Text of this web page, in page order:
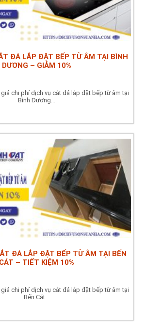
ĐÁ LẮP ĐẶT BẾP TỪ ÂM TẠI BÌNH
DƯƠNG – GIẢM 10%
chi phí dịch vụ cắt đá lắp đặt bếp từ âm tại
Bình Dương...
ĐÁ LẮP ĐẶT BẾP TỪ ÂM TẠI BẾN
CÁT – TIẾT KIỆM 10%
chi phí dịch vụ cắt đá lắp đặt bếp từ âm tại
Bến Cát...